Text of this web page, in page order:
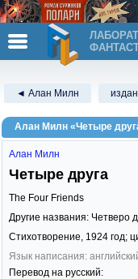
◄ Алан Милн
Алан Милн «Четыре
Алан Милн
Четыре друга
The Four Friends
Другие названия: Четверо
Стихотворение, 1924 год;
Язык написания:
Перевод на русский: